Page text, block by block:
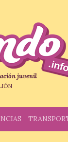
juvenil